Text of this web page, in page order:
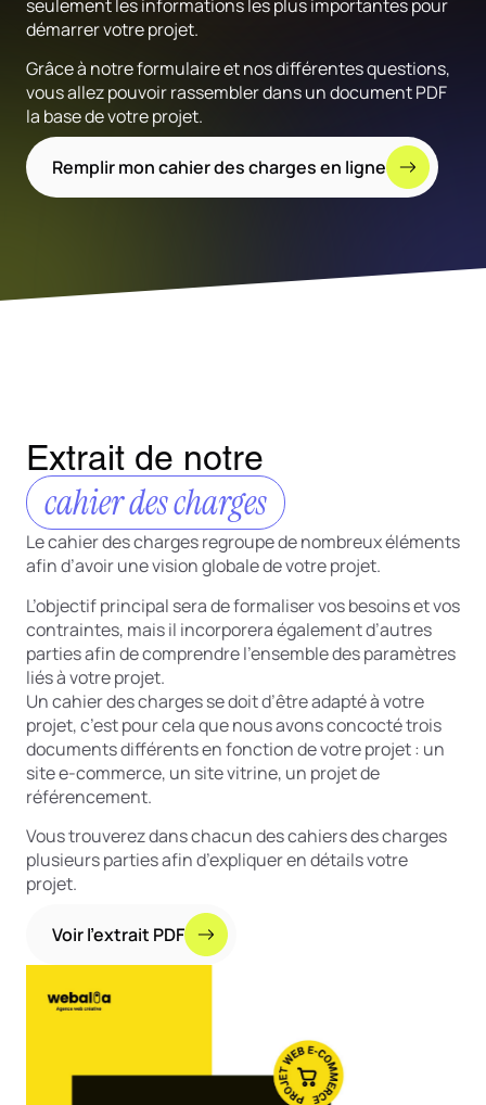
seulement les informations les plus importantes pour
démarrer votre projet.
Grâce à notre formulaire et nos différentes questions,
vous allez pouvoir rassembler dans un document PDF
la base de votre projet.
Remplir mon cahier des charges en ligne
Extrait de notre
cahier des charges
Le cahier des charges regroupe de nombreux éléments
afin d’avoir une vision globale de votre projet.
L’objectif principal sera de formaliser vos besoins et vos
contraintes, mais il incorporera également d’autres
parties afin de comprendre l’ensemble des paramètres
liés à votre projet.
Un cahier des charges se doit d’être adapté à votre
projet, c’est pour cela que nous avons concocté trois
documents différents en fonction de votre projet : un
site e-commerce, un site vitrine, un projet de
référencement.
Vous trouverez dans chacun des cahiers des charges
plusieurs parties afin d’expliquer en détails votre
projet.
Voir l’extrait PDF